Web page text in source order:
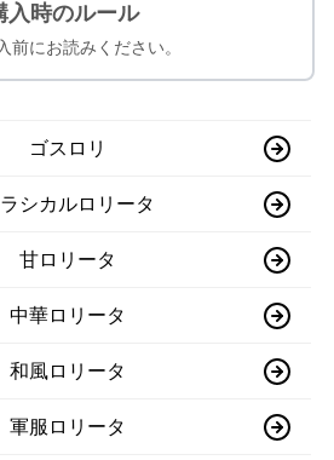
入時のルール
前にお読みください。
ゴスロリ
シカルロリータ
甘ロリータ
中華ロリータ
和風ロリータ
軍服ロリータ